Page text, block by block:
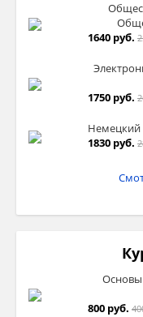
1640 руб.
1750 руб.
Немецкий
1830 руб.
800 руб.